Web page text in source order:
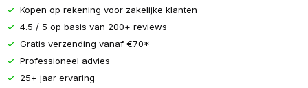
Kopen op rekening voor zakelijke klanten
4.5 / 5 op basis van 200+ reviews
Gratis verzending vanaf€70*
Professioneel advies
25+ jaar ervaring